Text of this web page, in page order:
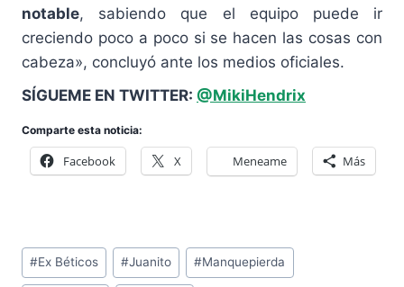
notable, sabiendo que el equipo puede ir
creciendo poco a poco si se hacen las cosas con
cabeza», concluyó ante los medios oficiales.
SÍGUEME EN TWITTER: @MikiHendrix
Comparte esta noticia:
Facebook X Meneame Más
Etiquetas
de
#Ex Béticos #Juanito #Manquepierda